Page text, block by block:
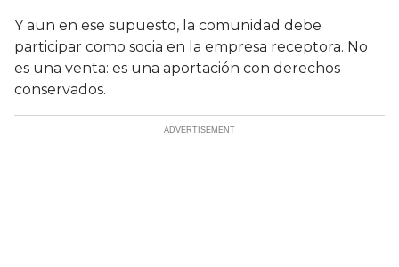
Y aun en ese supuesto, la comunidad debe
participar como socia en la empresa receptora. No
es una venta: es una aportación con derechos
conservados.